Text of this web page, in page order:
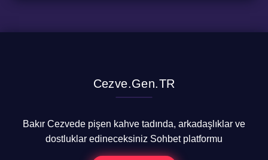
Cezve.Gen.TR
Bakır Cezvede pişen kahve tadında, arkadaşlıklar ve
dostluklar edineceksiniz Sohbet platformu